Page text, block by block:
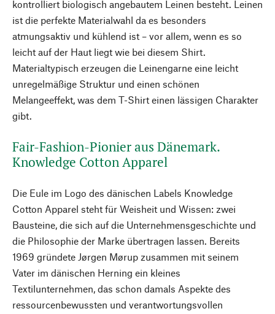
kontrolliert biologisch angebautem Leinen besteht. Leinen
ist die perfekte Materialwahl da es besonders
atmungsaktiv und kühlend ist – vor allem, wenn es so
leicht auf der Haut liegt wie bei diesem Shirt.
Materialtypisch erzeugen die Leinengarne eine leicht
unregelmäßige Struktur und einen schönen
Melangeeffekt, was dem T-Shirt einen lässigen Charakter
gibt.
Fair-Fashion-Pionier aus Dänemark.
Knowledge Cotton Apparel
Die Eule im Logo des dänischen Labels Knowledge
Cotton Apparel steht für Weisheit und Wissen: zwei
Bausteine, die sich auf die Unternehmensgeschichte und
die Philosophie der Marke übertragen lassen. Bereits
1969 gründete Jørgen Mørup zusammen mit seinem
Vater im dänischen Herning ein kleines
Textilunternehmen, das schon damals Aspekte des
ressourcenbewussten und verantwortungsvollen